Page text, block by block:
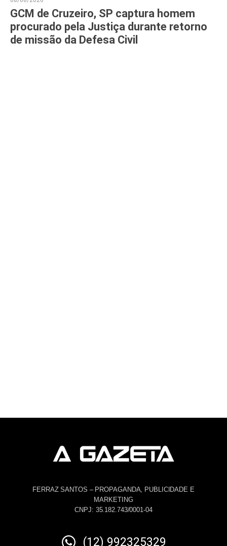
GCM de Cruzeiro, SP captura homem
procurado pela Justiça durante retorno
de missão da Defesa Civil
FERRAZ SANTOS – PROPAGANDA, PUBLICIDADE E
MARKETING
CNPJ: 35.182.743/0001-04
(12) 992325329